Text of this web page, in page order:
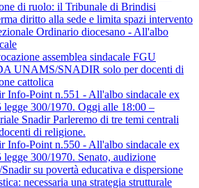
di ruolo: il Tribunale di Brindisi
diritto alla sede e limita spazi intervento
Ordinario diocesano - All'albo
assemblea sindacale FGU
UNAMS/SNADIR solo per docenti di
cattolica
Info-Point n.551 - All'albo sindacale ex
legge 300/1970. Oggi alle 18:00 –
Snadir Parleremo di tre temi centrali
di religione.
Info-Point n.550 - All'albo sindacale ex
legge 300/1970. Senato, audizione
su povertà educativa e dispersione
necessaria una strategia strutturale